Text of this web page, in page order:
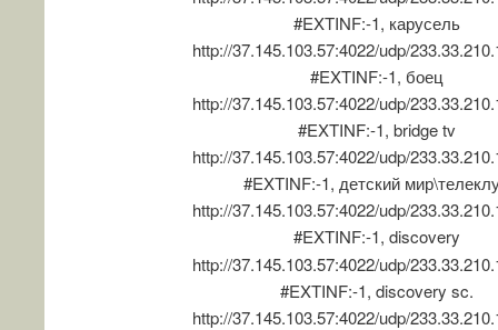
#EXTINF:-1, карусель
http://37.145.103.57:4022/udp/
#EXTINF:-1, боец
http://37.145.103.57:4022/udp/
#EXTINF:-1, bridge tv
http://37.145.103.57:4022/udp/
#EXTINF:-1, детский
http://37.145.103.57:4022/udp/
#EXTINF:-1, discovery
http://37.145.103.57:4022/udp/
#EXTINF:-1, discovery sc.
http://37.145.103.57:4022/udp/